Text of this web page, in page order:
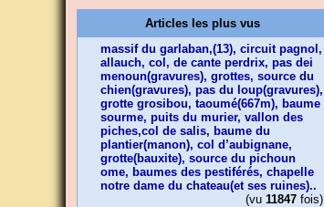
Articles les plus vus
massif du garlaban,(13), circuit pagnol,
allauch, col, de cante perdrix, pas dei
menoun(gravures), grottes, source du
chien(gravures), pas du loup(gravures),
grotte grosibou, taoumé(667m), baume
sourme, puits du murier, vallon des
piches,col de salis, baume du
plantier(manon), col d’aubignane,
grotte(bauxite), source du pichoun
ome, baumes des pestiférés, chapelle
notre dame du chateau(et ses ruines)..
(vu 11847 fois)